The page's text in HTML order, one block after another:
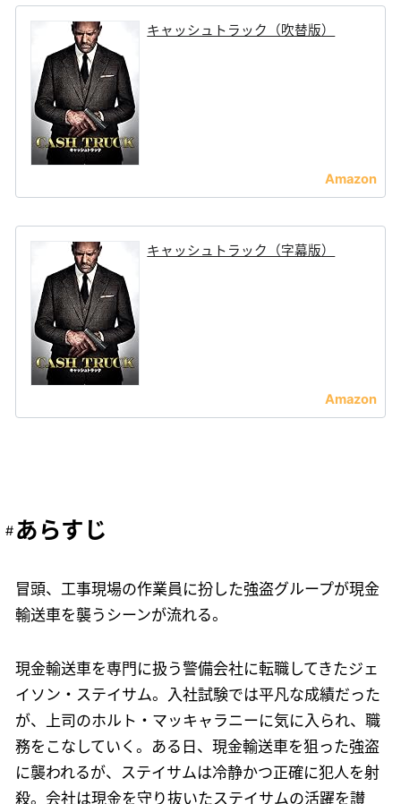
キャッシュトラック（吹替版）
キャッシュトラック（字幕版）
あらすじ
冒頭、工事現場の作業員に扮した強盗グループが現金
輸送車を襲うシーンが流れる。
現金輸送車を専門に扱う警備会社に転職してきたジェ
イソン・ステイサム。入社試験では平凡な成績だった
が、上司のホルト・マッキャラニーに気に入られ、職
務をこなしていく。ある日、現金輸送車を狙った強盗
に襲われるが、ステイサムは冷静かつ正確に犯人を射
殺。会社は現金を守り抜いたステイサムの活躍を讃